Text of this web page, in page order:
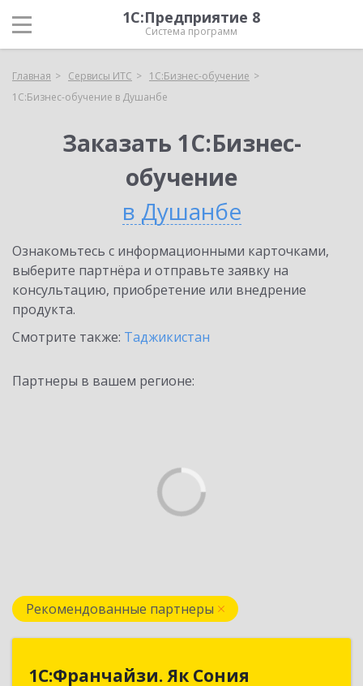
1С:Предприятие 8
Система программ
Главная Сервисы ИТС
1С:Бизнес-обучение
1С:Бизнес-обучение в Душанбе
Заказать 1С:Бизнес-
обучение
в Душанбе
Ознакомьтесь с информационными карточками,
выберите партнёра и отправьте заявку на
консультацию, приобретение или внедрение
продукта.
Смотрите также: Таджикистан
Партнеры в вашем регионе:
Рекомендованные партнеры
1С:Франчайзи. Як Сония
1С:Франчайзи. Як Сония